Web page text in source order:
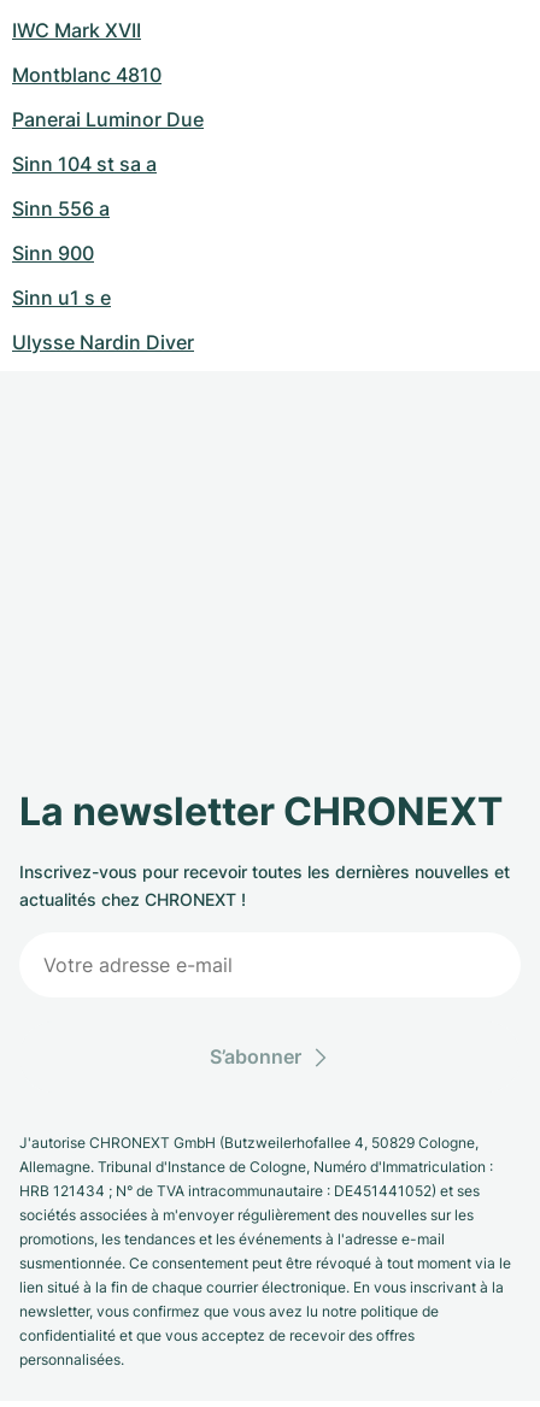
IWC Mark XVII
Montblanc 4810
Panerai Luminor Due
Sinn 104 st sa a
Sinn 556 a
Sinn 900
Sinn u1 s e
Ulysse Nardin Diver
La newsletter CHRONEXT
Inscrivez-vous pour recevoir toutes les dernières nouvelles et
actualités chez CHRONEXT !
S’abonner
J'autorise CHRONEXT GmbH (Butzweilerhofallee 4, 50829 Cologne,
Allemagne. Tribunal d'Instance de Cologne, Numéro d'Immatriculation :
HRB 121434 ; N° de TVA intracommunautaire : DE451441052) et ses
sociétés associées à m'envoyer régulièrement des nouvelles sur les
promotions, les tendances et les événements à l'adresse e-mail
susmentionnée. Ce consentement peut être révoqué à tout moment via le
lien situé à la fin de chaque courrier électronique. En vous inscrivant à la
newsletter, vous confirmez que vous avez lu notre politique de
confidentialité et que vous acceptez de recevoir des offres
personnalisées.